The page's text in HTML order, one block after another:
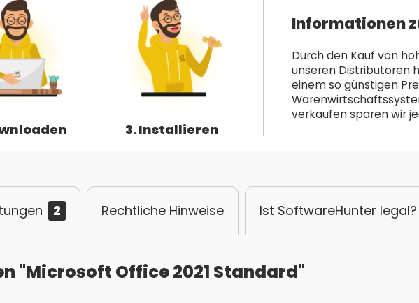
3. Installieren
Informationen
Durch den Kauf von
unseren Distributoren
einem so günstigen
verkaufen sparen wir
2 Rechtliche Hinweise Ist SoftwareHunter legal?
"Microsoft Office 2021 Standard"